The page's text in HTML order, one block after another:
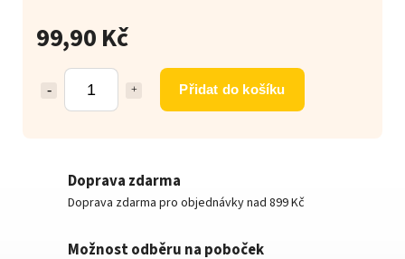
99,90 Kč
Přidat do košíku
Doprava zdarma
Doprava zdarma pro objednávky nad 899 Kč
Možnost odběru na poboček